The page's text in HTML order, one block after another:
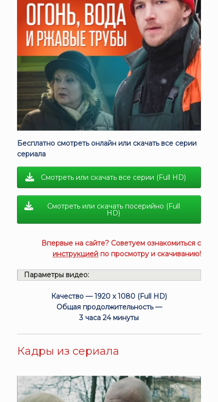
Бесплатно смотреть онлайн или скачать все серии
сериала
Смотреть или скачать все серии (Full HD)
Смотреть или скачать посерийно (Full
HD)
Впервые на сайте? Советуем ознакомиться с
инструкцией по просмотру и скачиванию!
Параметры видео:
Качество — 1920 x 1080 (Full HD)
Общая продолжительность —
3 часа 24 минуты
Кадры из сериала